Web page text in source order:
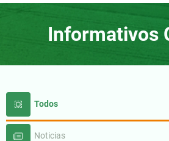
Informativos
Todos
Noticias